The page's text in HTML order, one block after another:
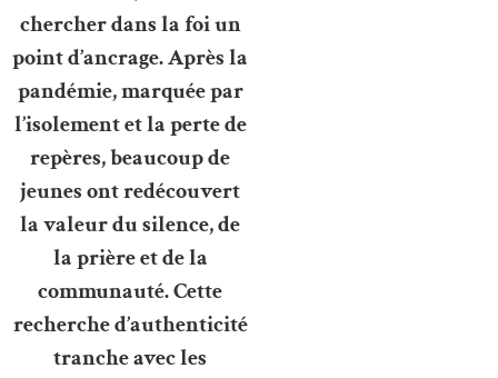
chercher dans la foi un
point d’ancrage. Après la
pandémie, marquée par
l’isolement et la perte de
repères, beaucoup de
jeunes ont redécouvert
la valeur du silence, de
la prière et de la
communauté. Cette
recherche d’authenticité
tranche avec les